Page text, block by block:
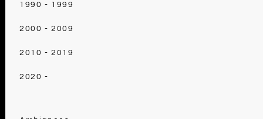
1990 - 1999
2000 - 2009
2010 - 2019
2020 -